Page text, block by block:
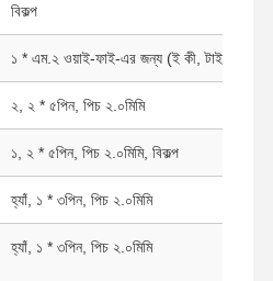
এখন চ্যাট করুন
বিকল্প
১ * এম.২ ওয়াই-ফাই-এর জন্য (ই কী, টাইপ:
২, ২ * ৫পিন, পিচ ২.০মিমি
১, ২ * ৫পিন, পিচ ২.০মিমি, বিকল্প
হ্যাঁ, ১ * ৩পিন, পিচ ২.০মিমি
হ্যাঁ, ১ * ৩পিন, পিচ ২.০মিমি